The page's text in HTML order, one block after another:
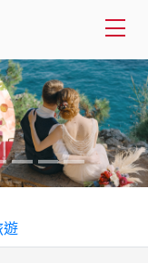
遊